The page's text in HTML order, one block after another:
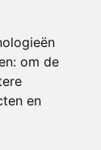
om de
en